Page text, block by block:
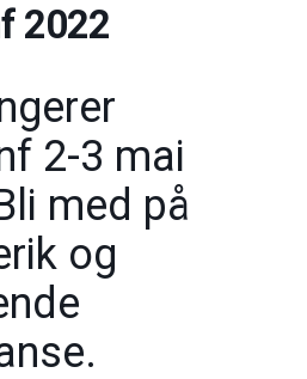
2022
2-3 mai
med på
og